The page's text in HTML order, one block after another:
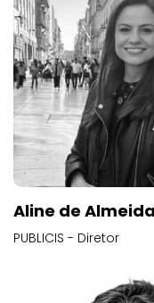
Aline de
PUBLICIS - Diretor